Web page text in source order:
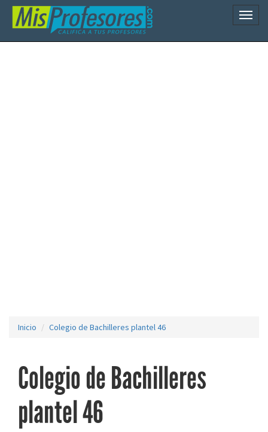
Inicio Colegio de Bachilleres plantel 46
Colegio de Bachilleres
plantel 46